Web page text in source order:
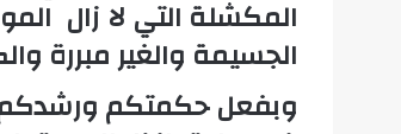
المكشلة التي لا زال
الجسيمة والغير مبررة
وبفعل حكمتكم ورشدكم